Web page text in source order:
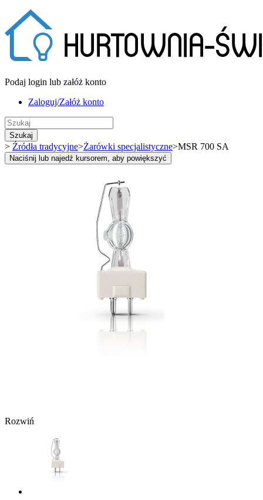
Podaj login lub załóż konto
Zaloguj/Załóż konto
Szukaj
> Źródła tradycyjne>Żarówki specjalistyczne>MSR 700 SA
Naciśnij lub najedź kursorem, aby powiększyć
Rozwiń